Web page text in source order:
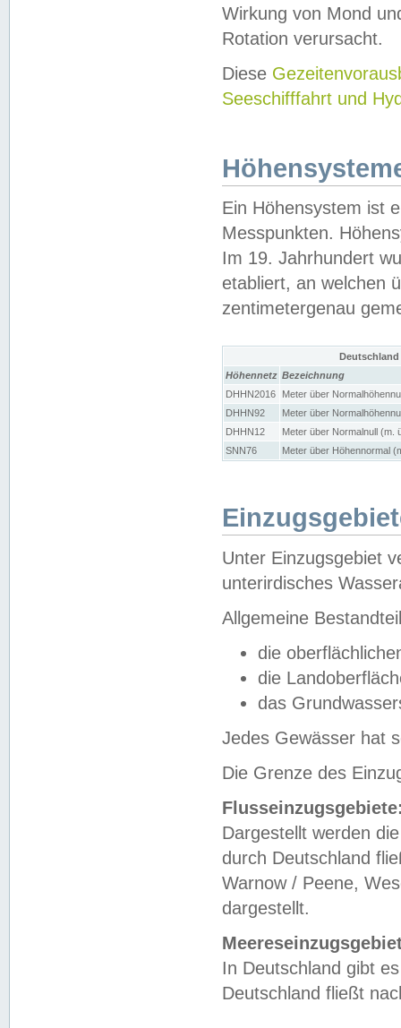
Wirkung von Mond
Rotation verursacht.
Diese
Seeschifffahrt und
Ein Höhensystem ist
Messpunkten.
Im 19. Jahrhundert
etabliert, an welchen
zentimetergenau
Höhennetz Bezeichnung
DHHN2016
Meter über
DHHN92
Meter über
DHHN12
Meter über Normalnull (m.
SNN76
Meter über Höhennormal
Unter Einzugsgebiet
unterirdisches
Allgemeine
die
die
das
Jedes Gewässer hat
Die Grenze des
Dargestellt werden
durch Deutschland
Warnow / Peene,
dargestellt.
In Deutschland gibt
Deutschland fließt